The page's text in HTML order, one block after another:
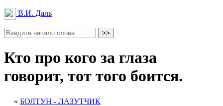
В.И. Даль
Кто про кого за глаза
говорит, тот того боится.
» БОЛТУН - ЛАЗУТЧИК